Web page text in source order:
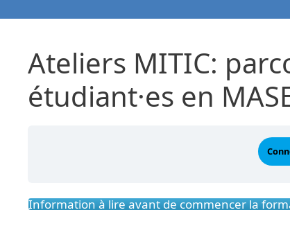
Ateliers MITIC:
étudiant·es en
Information à lire avant de commencer la